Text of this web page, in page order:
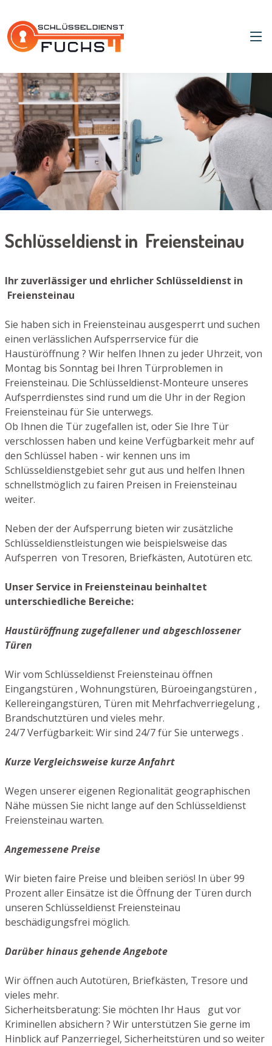
Schlüsseldienst in Freiensteinau
Ihr zuverlässiger und ehrlicher Schlüsseldienst in
Freiensteinau
Sie haben sich in Freiensteinau ausgesperrt und suchen
einen verlässlichen Aufsperrservice für die
Haustüröffnung ? Wir helfen Ihnen zu jeder Uhrzeit, von
Montag bis Sonntag bei Ihren Türproblemen in
Freiensteinau. Die Schlüsseldienst-Monteure unseres
Aufsperrdienstes sind rund um die Uhr in der Region
Freiensteinau für Sie unterwegs.
Ob Ihnen die Tür zugefallen ist, oder Sie Ihre Tür
verschlossen haben und keine Verfügbarkeit mehr auf
den Schlüssel haben - wir kennen uns im
Schlüsseldienstgebiet sehr gut aus und helfen Ihnen
schnellstmöglich zu fairen Preisen in Freiensteinau
weiter.
Neben der der Aufsperrung bieten wir zusätzliche
Schlüsseldienstleistungen wie beispielsweise das
Aufsperren von Tresoren, Briefkästen, Autotüren etc.
Unser Service in Freiensteinau beinhaltet
unterschiedliche Bereiche:
Haustüröffnung zugefallener und abgeschlossener
Türen
Wir vom Schlüsseldienst Freiensteinau öffnen
Eingangstüren , Wohnungstüren, Büroeingangstüren ,
Kellereingangstüren, Türen mit Mehrfachverriegelung ,
Brandschutztüren und vieles mehr.
24/7 Verfügbarkeit: Wir sind 24/7 für Sie unterwegs .
Kurze Vergleichsweise kurze Anfahrt
Wegen unserer eigenen Regionalität geographischen
Nähe müssen Sie nicht lange auf den Schlüsseldienst
Freiensteinau warten.
Angemessene Preise
Wir bieten faire Preise und bleiben seriös! In über 99
Prozent aller Einsätze ist die Öffnung der Türen durch
unseren Schlüsseldienst Freiensteinau
beschädigungsfrei möglich.
Darüber hinaus gehende Angebote
Wir öffnen auch Autotüren, Briefkästen, Tresore und
vieles mehr.
Sicherheitsberatung: Sie möchten Ihr Haus gut vor
Kriminellen absichern ? Wir unterstützen Sie gerne im
Hinblick auf Panzerriegel, Sicherheitstüren und so weiter